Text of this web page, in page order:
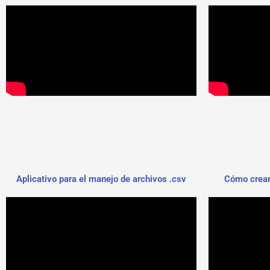
Aplicativo para el manejo de archivos .csv Cómo